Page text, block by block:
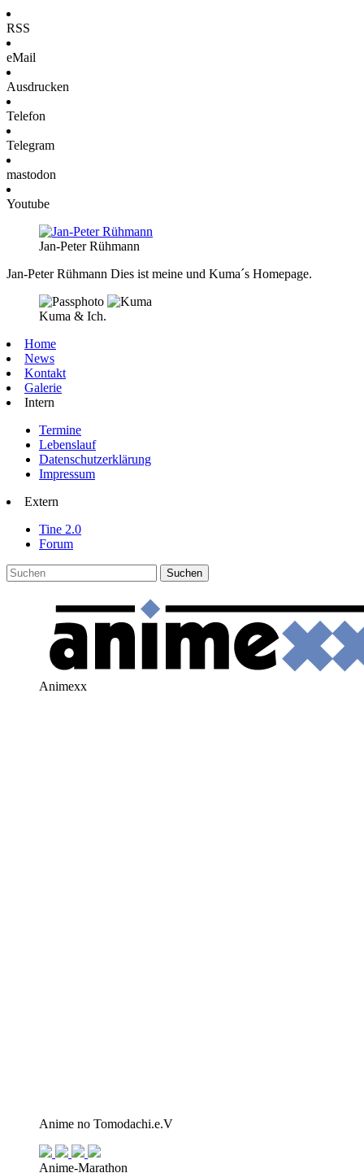
RSS
eMail
Ausdrucken
Telefon
Telegram
mastodon
Youtube
Jan-Peter Rühmann
Jan-Peter Rühmann Dies ist meine und Kuma´s Homepage.
Kuma & Ich.
Home
News
Kontakt
Galerie
Intern
Termine
Lebenslauf
Datenschutzerklärung
Impressum
Extern
Tine 2.0
Forum
Animexx
Anime no Tomodachi.e.V
Anime-Marathon